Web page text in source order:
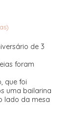
de 3
foram
que foi
uma bailarina
lado da mesa